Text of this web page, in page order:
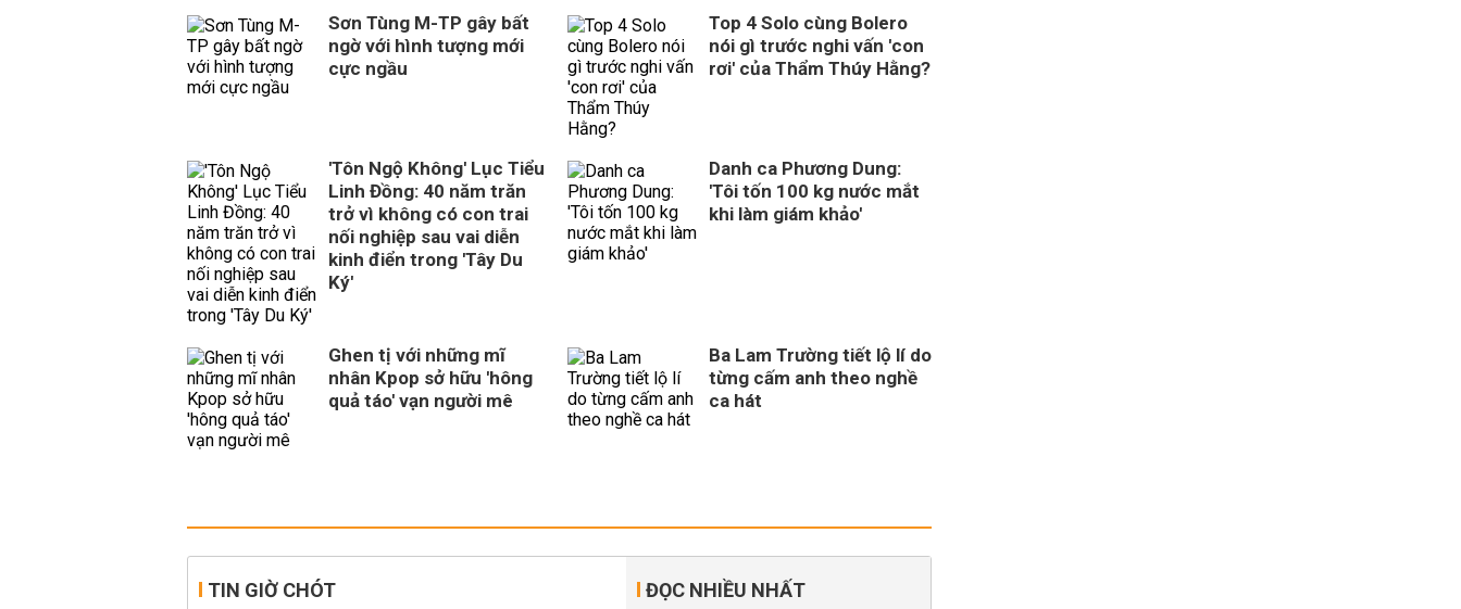
Sơn Tùng M-TP gây bất
ngờ với hình tượng mới
cực ngầu
Top 4 Solo cùng Bolero
nói gì trước nghi vấn 'con
rơi' của Thẩm Thúy Hằng?
'Tôn Ngộ Không' Lục Tiểu
Linh Đồng: 40 năm trăn
trở vì không có con trai
nối nghiệp sau vai diễn
kinh điển trong 'Tây Du
Ký'
Danh ca Phương Dung:
'Tôi tốn 100 kg nước mắt
khi làm giám khảo'
Ghen tị với những mĩ
nhân Kpop sở hữu 'hông
quả táo' vạn người mê
Ba Lam Trường tiết lộ lí do
từng cấm anh theo nghề
ca hát
TIN GIỜ CHÓT ĐỌC NHIỀU NHẤT